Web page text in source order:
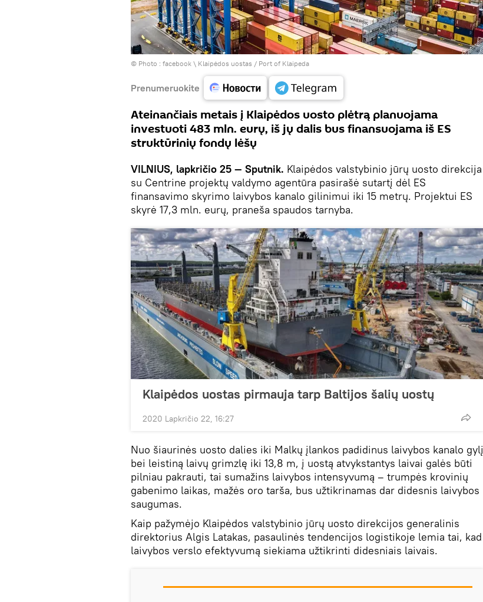
© Photo : facebook \ Klaipėdos uostas / Port of Klaipeda
Prenumeruokite
Ateinančiais metais į Klaipėdos uosto plėtrą planuojama
investuoti 483 mln. eurų, iš jų dalis bus finansuojama iš ES
struktūrinių fondų lėšų
VILNIUS, lapkričio 25 — Sputnik. Klaipėdos valstybinio jūrų uosto direkcija
su Centrine projektų valdymo agentūra pasirašė sutartį dėl ES
finansavimo skyrimo laivybos kanalo gilinimui iki 15 metrų. Projektui ES
skyrė 17,3 mln. eurų, praneša spaudos tarnyba.
Klaipėdos uostas pirmauja tarp Baltijos šalių uostų
2020 Lapkričio 22, 16:27
Nuo šiaurinės uosto dalies iki Malkų įlankos padidinus laivybos kanalo gylį
bei leistiną laivų grimzlę iki 13,8 m, į uostą atvykstantys laivai galės būti
pilniau pakrauti, tai sumažins laivybos intensyvumą – trumpės krovinių
gabenimo laikas, mažės oro tarša, bus užtikrinamas dar didesnis laivybos
saugumas.
Kaip pažymėjo Klaipėdos valstybinio jūrų uosto direkcijos generalinis
direktorius Algis Latakas, pasaulinės tendencijos logistikoje lemia tai, kad
laivybos verslo efektyvumą siekiama užtikrinti didesniais laivais.